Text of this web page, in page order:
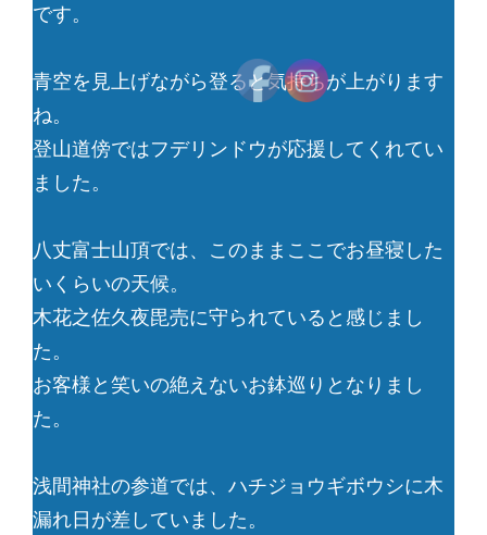
です。
青空を見上げながら登ると気持ちが上がります
ね。
登山道傍ではフデリンドウが応援してくれてい
ました。
八丈富士山頂では、このままここでお昼寝した
いくらいの天候。
木花之佐久夜毘売に守られていると感じまし
た。
お客様と笑いの絶えないお鉢巡りとなりまし
た。
浅間神社の参道では、ハチジョウギボウシに木
漏れ日が差していました。